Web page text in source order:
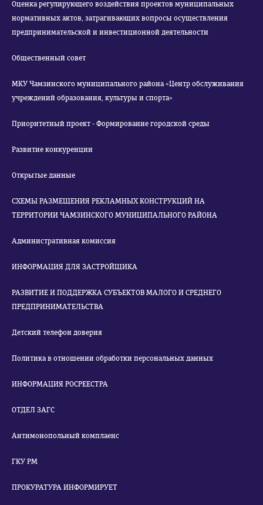
Оценка регулирующего воздействия проектов муниципальных
нормативных актов, затрагивающих вопросы осуществления
предпринимательской и инвестиционной деятельности
Общественный совет
МКУ Чамзинского муниципального района «Центр обслуживания
учреждений образования, культуры и спорта»
Приоритетный проект - Формирование городской среды
Развитие конкуренции
Открытые данные
СХЕМЫ РАЗМЕЩЕНИЯ РЕКЛАМНЫХ КОНСТРУКЦИЙ НА
ТЕРРИТОРИИ ЧАМЗИНСКОГО МУНИЦИПАЛЬНОГО РАЙОНА
Административная комиссия
ИНФОРМАЦИЯ ДЛЯ ЗАСТРОЙЩИКА
РАЗВИТИЕ И ПОДДЕРЖКА СУБЪЕКТОВ МАЛОГО И СРЕДНЕГО
ПРЕДПРИНИМАТЕЛЬСТВА
Детский телефон доверия
Политика в отношении обработки персональных данных
ИНФОРМАЦИЯ РОСРЕЕСТРА
ОТДЕЛ ЗАГС
Антимонопольный комплаенс
ГКУ РМ
ПРОКУРАТУРА ИНФОРМИРУЕТ